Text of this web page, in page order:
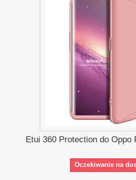
Etui 360 Protection do Oppo
Oczekiwanie na